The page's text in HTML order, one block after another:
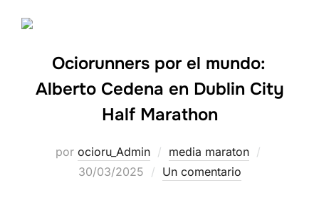
Ociorunners por el mundo:
Alberto Cedena en Dublin City
Half Marathon
por ocioru_Admin
media maraton
30/03/2025
Un comentario